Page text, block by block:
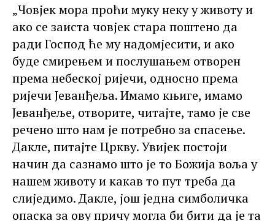
„Човјек мора проћи муку неку у животу и
ако се заиста човјек стара поштено да
ради Господ ће му надомјесити, и ако
буде смирењем и послушањем отворен
према небеској ријечи, односно према
ријечи Јеванђеља. Имамо књиге, имамо
Јеванђеље, отворите, читајте, тамо је све
речено што нам је потребно за спасење.
Дакле, питајте Цркву. Увијек постоји
начин да сазнамо што је то Божија воља у
нашем животу и какав то пут треба да
слиједимо. Дакле, још једна симболичка
опаска за ову причу могла би бити да је та